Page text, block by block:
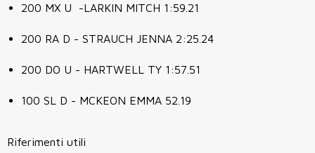
200 MX U -LARKIN MITCH 1:59.21
200 RA D - STRAUCH JENNA 2:25.24
200 DO U - HARTWELL TY 1:57.51
100 SL D - MCKEON EMMA 52.19
Riferimenti utili